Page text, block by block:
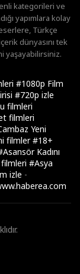
kategorileri ve
yapımlara kolay
Türkçe
dünyasını tek
yaşayabilirsiniz.
#1080p Film
#720p izle
filmleri
filmleri
Yeni
filmler#18+
Kadını
#Asya
izle -